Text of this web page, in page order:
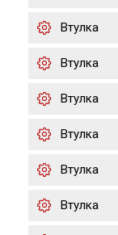
Втулка
Втулка
Втулка
Втулка
Втулка
Втулка